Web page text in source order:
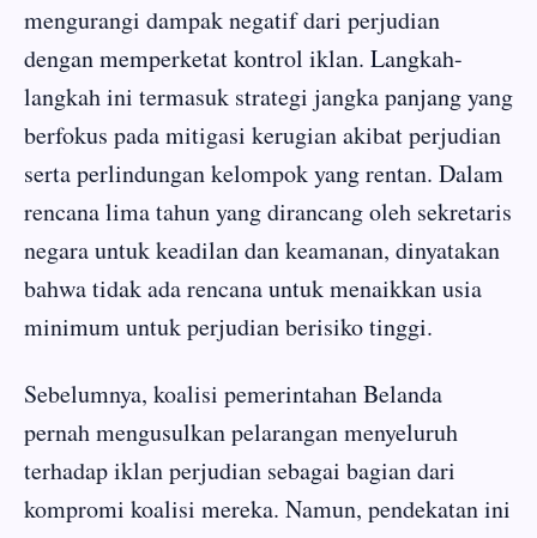
mengurangi dampak negatif dari perjudian
dengan memperketat kontrol iklan. Langkah-
langkah ini termasuk strategi jangka panjang yang
berfokus pada mitigasi kerugian akibat perjudian
serta perlindungan kelompok yang rentan. Dalam
rencana lima tahun yang dirancang oleh sekretaris
negara untuk keadilan dan keamanan, dinyatakan
bahwa tidak ada rencana untuk menaikkan usia
minimum untuk perjudian berisiko tinggi.
Sebelumnya, koalisi pemerintahan Belanda
pernah mengusulkan pelarangan menyeluruh
terhadap iklan perjudian sebagai bagian dari
kompromi koalisi mereka. Namun, pendekatan ini